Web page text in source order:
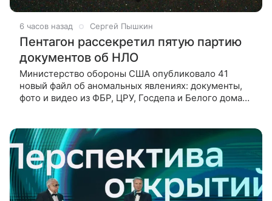
6 часов назад Сергей Пышкин
Пентагон рассекретил пятую партию
документов об НЛО
Министерство обороны США опубликовало 41
новый файл об аномальных явлениях: документы,
фото и видео из ФБР, ЦРУ, Госдепа и Белого дома